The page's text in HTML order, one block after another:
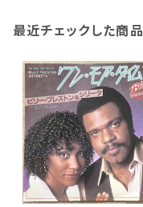
最近チェックした商品